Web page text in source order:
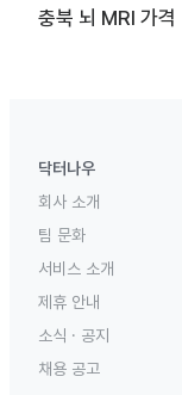
충북 뇌 MRI 가격
닥터나우
회사 소개
팀 문화
서비스 소개
제휴 안내
소식 · 공지
채용 공고